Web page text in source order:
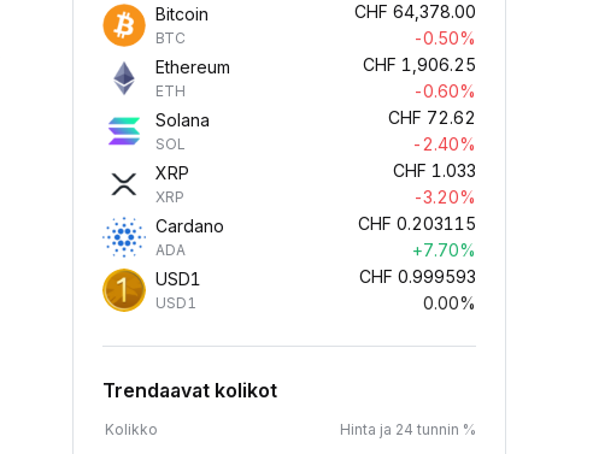
Bitcoin
BTC
CHF 64,378.00
-0.50%
Ethereum
ETH
CHF 1,906.25
-0.60%
Solana
SOL
CHF 72.62
-2.40%
XRP
XRP
CHF 1.033
-3.20%
Cardano
ADA
CHF 0.203115
+7.70%
USD1
USD1
CHF 0.999593
0.00%
Trendaavat kolikot
Kolikko Hinta ja 24 tunnin %